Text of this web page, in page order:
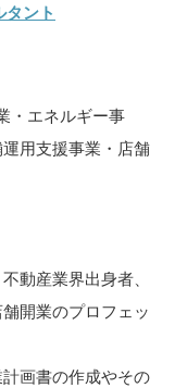
ント
・エネルギー事
用支援事業・店舗
動産業界出身者、
開業のプロフェッ
画書の作成やその